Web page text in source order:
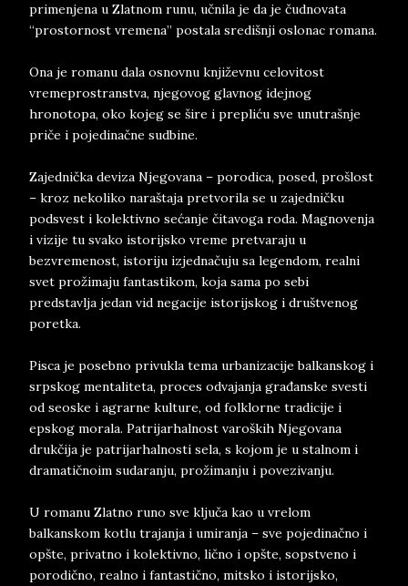
primenjena u Zlatnom runu, učnila je da je čudnovata
“prostornost vremena” postala središnji oslonac romana.
Ona je romanu dala osnovnu književnu celovitost
vremeprostranstva, njegovog glavnog idejnog
hronotopa, oko kojeg se šire i prepliću sve unutrašnje
priče i pojedinačne sudbine.
Zajednička deviza Njegovana – porodica, posed, prošlost
– kroz nekoliko naraštaja pretvorila se u zajedničku
podsvest i kolektivno sećanje čitavoga roda. Magnovenja
i vizije tu svako istorijsko vreme pretvaraju u
bezvremenost, istoriju izjednačuju sa legendom, realni
svet prožimaju fantastikom, koja sama po sebi
predstavlja jedan vid negacije istorijskog i društvenog
poretka.
Pisca je posebno privukla tema urbanizacije balkanskog i
srpskog mentaliteta, proces odvajanja građanske svesti
od seoske i agrarne kulture, od folklorne tradicije i
epskog morala. Patrijarhalnost varoških Njegovana
drukčija je patrijarhalnosti sela, s kojom je u stalnom i
dramatičnoim sudaranju, prožimanju i povezivanju.
U romanu Zlatno runo sve ključa kao u vrelom
balkanskom kotlu trajanja i umiranja – sve pojedinačno i
opšte, privatno i kolektivno, lično i opšte, sopstveno i
porodično, realno i fantastično, mitsko i istorijsko,